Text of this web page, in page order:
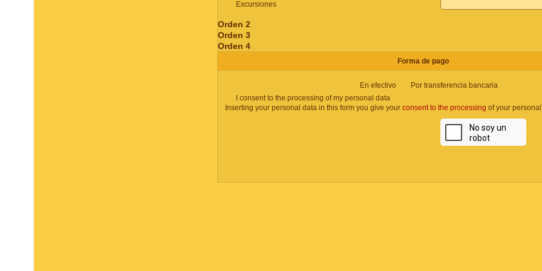
Excursiones
Orden 2
Orden 3
Orden 4
Forma de pago
En efectivo
Por transferencia bancaria
I consent to the processing of my personal data
Inserting your personal data in this form you give your consent to the processing of your